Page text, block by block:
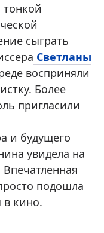
тонкой
сыграть
Светланы
восприняли
Более
пригласили
и будущего
увидела на
подошла
в кино.